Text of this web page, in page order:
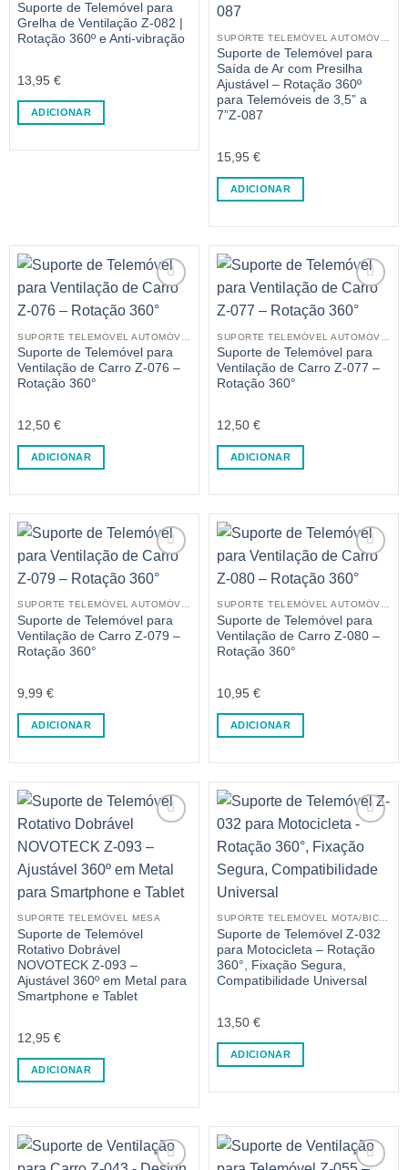
Suporte de Telemóvel para
Grelha de Ventilação Z-082 |
Rotação 360º e Anti-vibração
13,95 €
ADICIONAR
Suporte de Telemóvel para
Saída de Ar com Presilha
Ajustável – Rotação 360º
para Telemóveis de 3,5” a
7”Z-087
15,95 €
ADICIONAR
Suporte de Telemóvel para
Ventilação de Carro Z-076 –
Rotação 360°
12,50 €
ADICIONAR
Suporte de Telemóvel para
Ventilação de Carro Z-077 –
Rotação 360°
12,50 €
ADICIONAR
SUPORTE TELEMÓVEL AUTOMÓVEL
Suporte de Telemóvel para
Ventilação de Carro Z-079 –
Rotação 360°
9,99 €
ADICIONAR
SUPORTE TELEMÓVEL AUTOMÓVEL
Suporte de Telemóvel para
Ventilação de Carro Z-080 –
Rotação 360°
10,95 €
ADICIONAR
SUPORTE TELEMÓVEL MESA
Suporte de Telemóvel
Rotativo Dobrável
NOVOTECK Z-093 –
Ajustável 360º em Metal para
Smartphone e Tablet
12,95 €
ADICIONAR
SUPORTE TELEMÓVEL MOTA/BICICLETA
Suporte de Telemóvel Z-032
para Motocicleta – Rotação
360°, Fixação Segura,
Compatibilidade Universal
13,50 €
ADICIONAR